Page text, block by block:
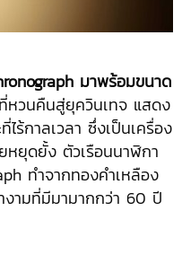
มาพร้อมขนาด
หวนคืนสู่ยุควินเทจ แสดง
ร้กาลเวลา ซึ่งเป็นเครื่อง
ยุดยั้ง ตัวเรือนนาฬิกา
ทำจากทองคำเหลือง
งามที่มีมามากกว่า 60 ปี